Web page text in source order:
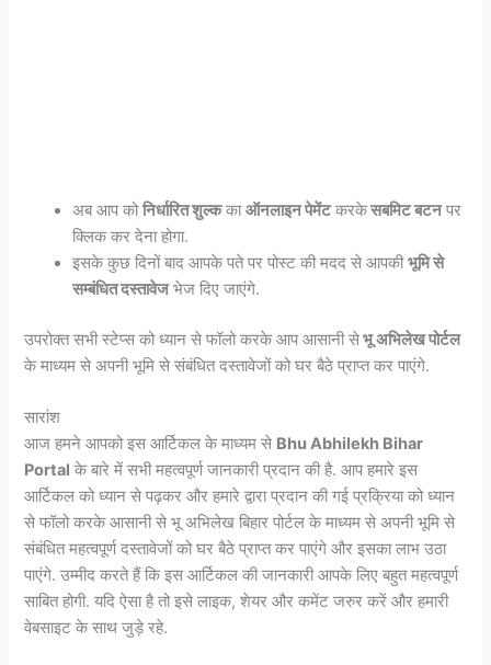
अब आप कोनिर्धारित शुल्ककाऑनलाइन पेमेंटकरकेसबमिट बटनपर
क्लिक कर देना होगा.
इसके कुछ दिनों बाद आपके पते पर पोस्ट की मदद से आपकीभूमि से
सम्बंधित दस्तावेजभेज दिए जाएंगे.
उपरोक्त सभी स्टेप्स को ध्यान से फॉलो करके आप आसानी सेभू अभिलेख पोर्टल
के माध्यम से अपनी भूमि से संबंधित दस्तावेजों को घर बैठे प्राप्त कर पाएंगे.
सारांश
आज हमने आपको इस आर्टिकल के माध्यम से Bhu Abhilekh Bihar
Portal के बारे में सभी महत्वपूर्ण जानकारी प्रदान की है. आप हमारे इस
आर्टिकल को ध्यान से पढ़कर और हमारे द्वारा प्रदान की गई प्रक्रिया को ध्यान
से फॉलो करके आसानी से भू अभिलेख बिहार पोर्टल के माध्यम से अपनी भूमि से
संबंधित महत्वपूर्ण दस्तावेजों को घर बैठे प्राप्त कर पाएंगे और इसका लाभ उठा
पाएंगे. उम्मीद करते हैं कि इस आर्टिकल की जानकारी आपके लिए बहुत महत्वपूर्ण
साबित होगी. यदि ऐसा है तो इसे लाइक, शेयर और कमेंट जरुर करें और हमारी
वेबसाइट के साथ जुड़े रहे.